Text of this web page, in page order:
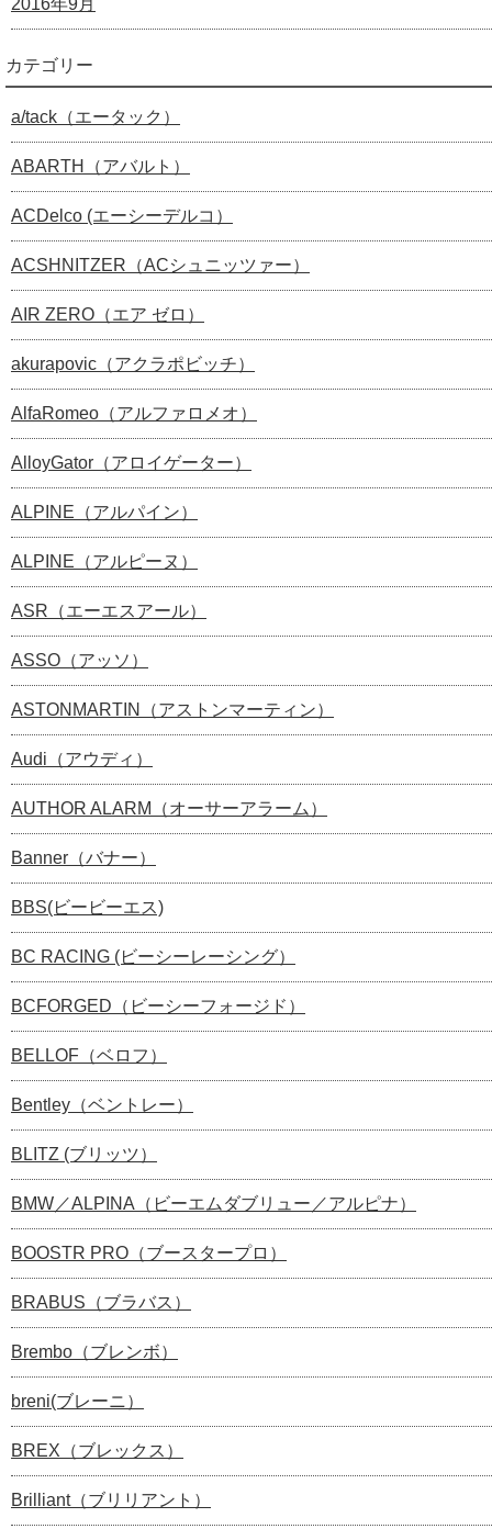
2016年9月
カテゴリー
a/tack（エータック）
ABARTH（アバルト）
ACDelco (エーシーデルコ）
ACSHNITZER（ACシュニッツァー）
AIR ZERO（エア ゼロ）
akurapovic（アクラポビッチ）
AlfaRomeo（アルファロメオ）
AlloyGator（アロイゲーター）
ALPINE（アルパイン）
ALPINE（アルピーヌ）
ASR（エーエスアール）
ASSO（アッソ）
ASTONMARTIN（アストンマーティン）
Audi（アウディ）
AUTHOR ALARM（オーサーアラーム）
Banner（バナー）
BBS(ビービーエス)
BC RACING (ビーシーレーシング）
BCFORGED（ビーシーフォージド）
BELLOF（ベロフ）
Bentley（ベントレー）
BLITZ (ブリッツ）
BMW／ALPINA（ビーエムダブリュー／アルピナ）
BOOSTR PRO（ブースタープロ）
BRABUS（ブラバス）
Brembo（ブレンボ）
breni(ブレーニ）
BREX（ブレックス）
Brilliant（ブリリアント）